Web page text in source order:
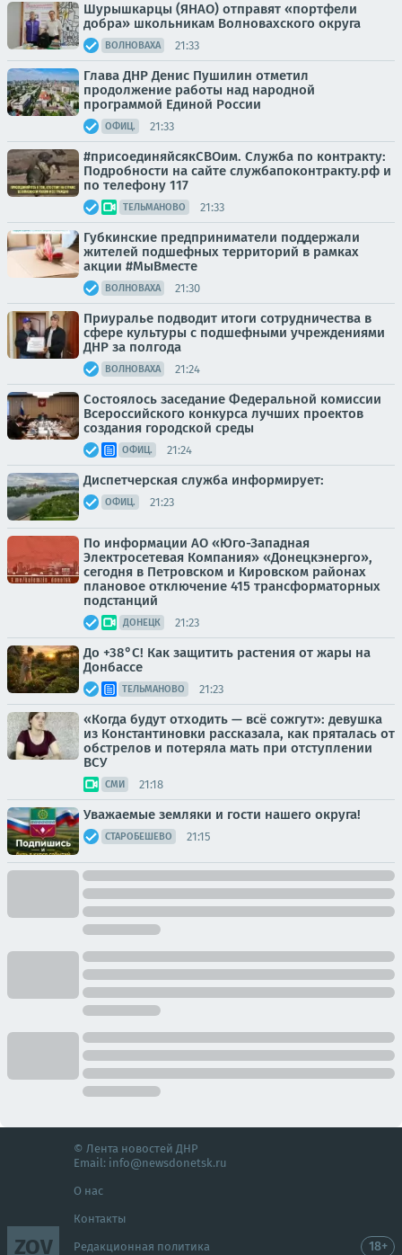
Шурышкарцы (ЯНАО) отправят «портфели
добра» школьникам Волновахского округа
ВОЛНОВАХА 21:33
Глава ДНР Денис Пушилин отметил
продолжение работы над народной
программой Единой России
ОФИЦ. 21:33
#присоединяйсякСВОим. Служба по контракту:
Подробности на сайте службапоконтракту.рф и
по телефону 117
ТЕЛЬМАНОВО 21:33
Губкинские предприниматели поддержали
жителей подшефных территорий в рамках
акции #МыВместе
ВОЛНОВАХА 21:30
Приуралье подводит итоги сотрудничества в
сфере культуры с подшефными учреждениями
ДНР за полгода
ВОЛНОВАХА 21:24
Состоялось заседание Федеральной комиссии
Всероссийского конкурса лучших проектов
создания городской среды
ОФИЦ. 21:24
Диспетчерская служба информирует:
ОФИЦ. 21:23
По информации АО «Юго-Западная
Электросетевая Компания» «Донецкэнерго»,
сегодня в Петровском и Кировском районах
плановое отключение 415 трансформаторных
подстанций
ДОНЕЦК 21:23
До +38°С! Как защитить растения от жары на
Донбассе
ТЕЛЬМАНОВО 21:23
«Когда будут отходить — всё сожгут»: девушка
из Константиновки рассказала, как пряталась от
обстрелов и потеряла мать при отступлении
ВСУ
СМИ 21:18
Уважаемые земляки и гости нашего округа!
СТАРОБЕШЕВО 21:15
ZOV
© Лента новостей ДНР
Email: info@newsdonetsk.ru
О нас
Контакты
Редакционная политика 18+